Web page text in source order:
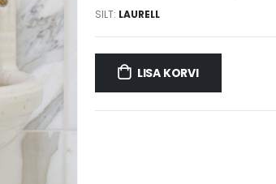
SILT: LAURELL
LISA KORVI